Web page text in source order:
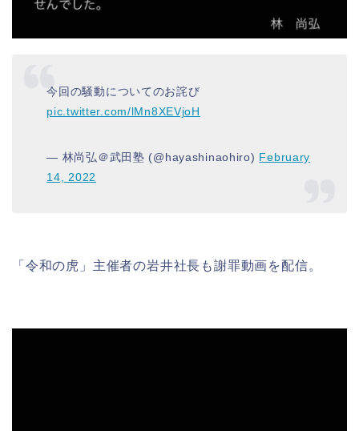
今回の騒動についてのお詫び
pic.twitter.com/lMn8XEVjoH
— 林尚弘＠武田塾 (@hayashinaohiro) February
14, 2022
「令和の虎」主催者の岩井社長も謝罪動画を配信。